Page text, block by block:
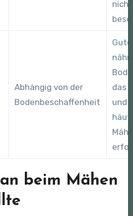
Abhängig von der
Bodenbeschaffenheit
das
und
beim Mähen